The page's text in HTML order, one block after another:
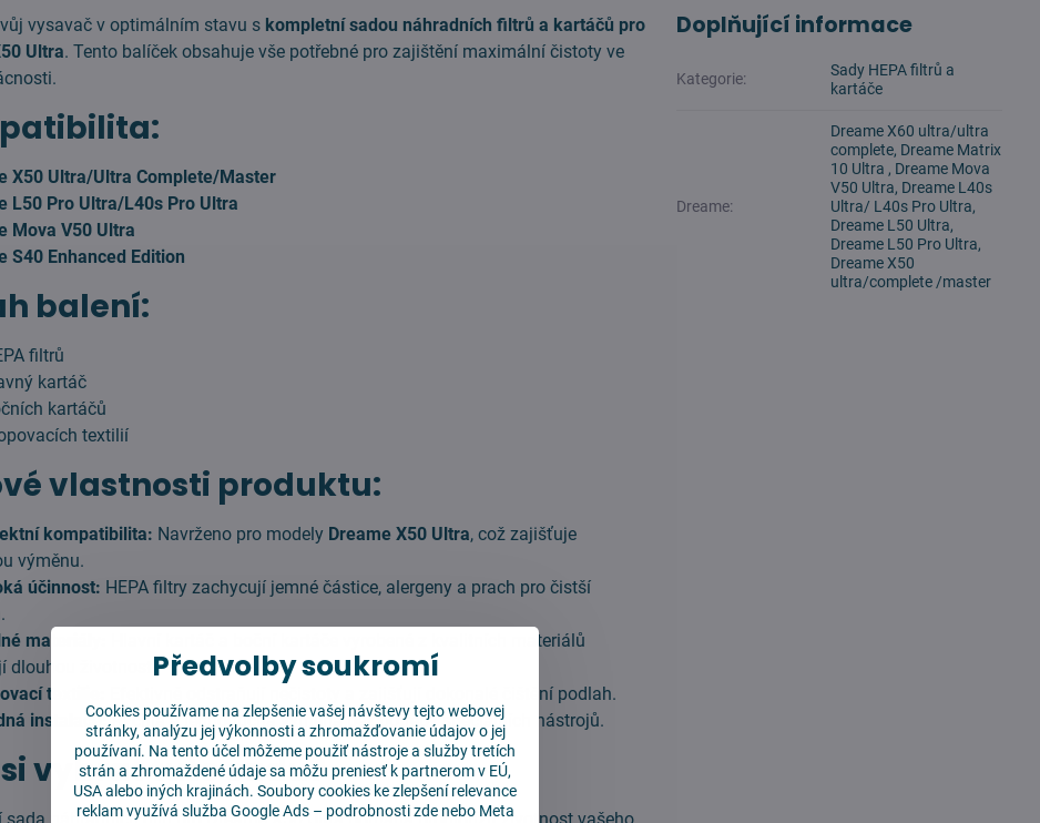
vysavač v optimálním stavu s kompletní sadou náhradních filtrů a kartáčů pro
Ultra. Tento balíček obsahuje vše potřebné pro zajištění maximální čistoty ve
X50 Ultra/Ultra Complete/Master
L50 Pro Ultra/L40s Pro Ultra
Mova V50 Ultra
S40 Enhanced Edition
balení:
filtrů
kartáč
kartáčů
textilií
vlastnosti produktu:
kompatibilita: Navrženo pro modely Dreame X50 Ultra, což zajišťuje
výměnu.
účinnost: HEPA filtry zachycují jemné částice, alergeny a prach pro čistší
materiály:
Hlavní kartáč a boční kartáče vyrobené z kvalitních materiálů
dlouhou životnost.
textilie:
Efektivně odstraňují nečistoty a zajišťují dokonalé čištění podlah.
instalace:Rychlá a jednoduchá výměna bez potřeby speciálních nástrojů.
si vybrat tuto sadu?
Doplňující informace
Kategorie:
Sady HEPA filtrů a
kartáče
Dreame:
Dreame X60 ultra/ultra
complete, Dreame Matrix
10 Ultra , Dreame Mova
V50 Ultra, Dreame L40s
Ultra/ L40s Pro Ultra,
Dreame L50 Ultra,
Dreame L50 Pro Ultra,
Dreame X50
ultra/complete /master
Předvolby soukromí
Cookies používame na zlepšenie vašej návštevy tejto webovej
stránky, analýzu jej výkonnosti a zhromažďovanie údajov o jej
používaní. Na tento účel môžeme použiť nástroje a služby tretích
strán a zhromaždené údaje sa môžu preniesť k partnerom v EÚ,
USA alebo iných krajinách. Soubory cookies ke zlepšení relevance
reklam využívá služba Google Ads – podrobnosti zdenebo Meta